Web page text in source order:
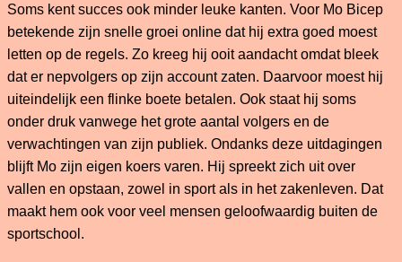
Soms kent succes ook minder leuke kanten. Voor Mo Bicep
betekende zijn snelle groei online dat hij extra goed moest
letten op de regels. Zo kreeg hij ooit aandacht omdat bleek
dat er nepvolgers op zijn account zaten. Daarvoor moest hij
uiteindelijk een flinke boete betalen. Ook staat hij soms
onder druk vanwege het grote aantal volgers en de
verwachtingen van zijn publiek. Ondanks deze uitdagingen
blijft Mo zijn eigen koers varen. Hij spreekt zich uit over
vallen en opstaan, zowel in sport als in het zakenleven. Dat
maakt hem ook voor veel mensen geloofwaardig buiten de
sportschool.